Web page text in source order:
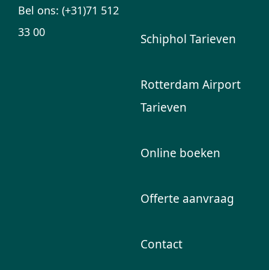
Bel ons: (+31)71 512
33 00
Schiphol Tarieven
Rotterdam Airport
Tarieven
Online boeken
Offerte aanvraag
Contact